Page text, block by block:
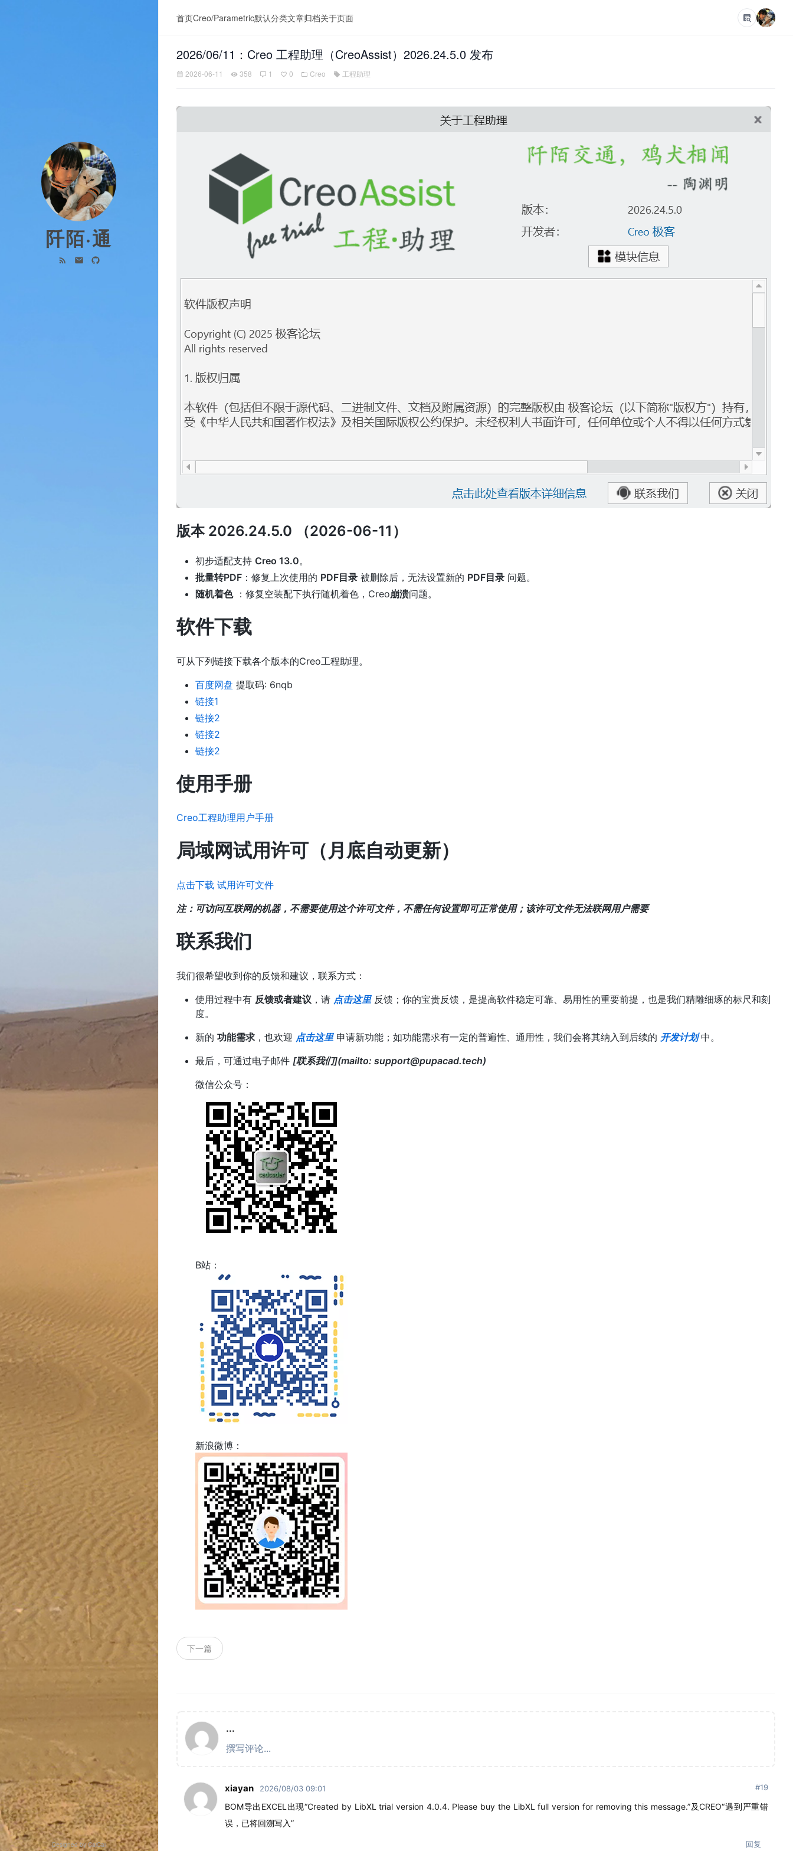
阡陌·通
Designed by CaiCai
首页Creo/Parametric默认分类文章归档关于页面
2026/06/11：Creo 工程助理（CreoAssist）2026.24.5.0 发布
2026-06-11 358 1 0 Creo 工程助理
版本 2026.24.5.0 （2026-06-11）
初步适配支持 Creo 13.0。
批量转PDF：修复上次使用的 PDF目录被删除后，无法设置新的 PDF目录问题。
随机着色：修复空装配下执行随机着色，Creo崩溃问题。
软件下载
可从下列链接下载各个版本的Creo工程助理。
百度网盘 提取码: 6nqb
链接1
链接2
链接2
链接2
使用手册
Creo工程助理用户手册
局域网试用许可（月底自动更新）
点击下载 试用许可文件
注：可访问互联网的机器，不需要使用这个许可文件，不需任何设置即可正常使用；该许可文件无法联网用户需要
联系我们
我们很希望收到你的反馈和建议，联系方式：
使用过程中有 反馈或者建议 ，请 点击这里反馈；你的宝贵反馈，是提高软件稳定可靠、易用性的重要前提，也是我们精雕细琢的标尺和刻
度。
新的 功能需求，也欢迎 点击这里申请新功能；如功能需求有一定的普遍性、通用性，我们会将其纳入到后续的 开发计划中。
最后，可通过电子邮件 [联系我们](mailto: support@pupacad.tech)
微信公众号：
B站：
新浪微博：
下一篇